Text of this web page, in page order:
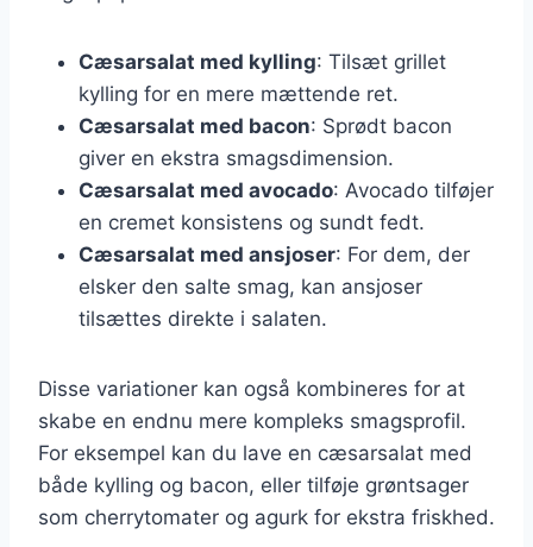
Cæsarsalat med kylling: Tilsæt grillet
kylling for en mere mættende ret.
Cæsarsalat med bacon: Sprødt bacon
giver en ekstra smagsdimension.
Cæsarsalat med avocado: Avocado tilføjer
en cremet konsistens og sundt fedt.
Cæsarsalat med ansjoser: For dem, der
elsker den salte smag, kan ansjoser
tilsættes direkte i salaten.
Disse variationer kan også kombineres for at
skabe en endnu mere kompleks smagsprofil.
For eksempel kan du lave en cæsarsalat med
både kylling og bacon, eller tilføje grøntsager
som cherrytomater og agurk for ekstra friskhed.